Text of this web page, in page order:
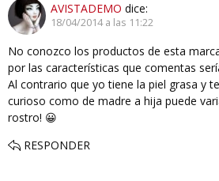
AVISTADEMO dice:
18/04/2014 a las 11:22
No conozco los productos de esta
por las características que comentas
Al contrario que yo tiene la piel grasa y
curioso como de madre a hija puede
rostro! 😀
RESPONDER